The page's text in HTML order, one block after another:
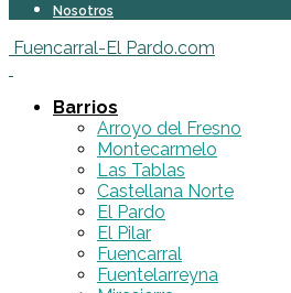
Nosotros
Fuencarral-El Pardo.com
Barrios
Arroyo del Fresno
Montecarmelo
Las Tablas
Castellana Norte
El Pardo
El Pilar
Fuencarral
Fuentelarreyna